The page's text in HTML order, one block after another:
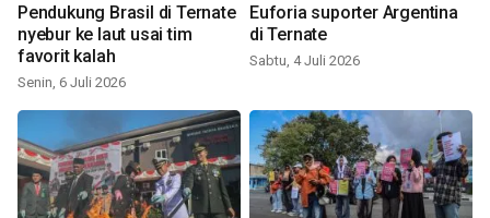
Pendukung Brasil di Ternate
nyebur ke laut usai tim
favorit kalah
Senin, 6 Juli 2026
Euforia suporter Argentina
di Ternate
Sabtu, 4 Juli 2026